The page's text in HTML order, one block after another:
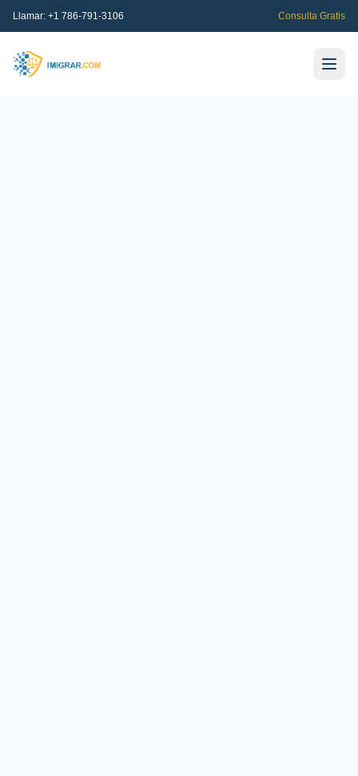
Llamar: +1 786-791-3106 Consulta Gratis